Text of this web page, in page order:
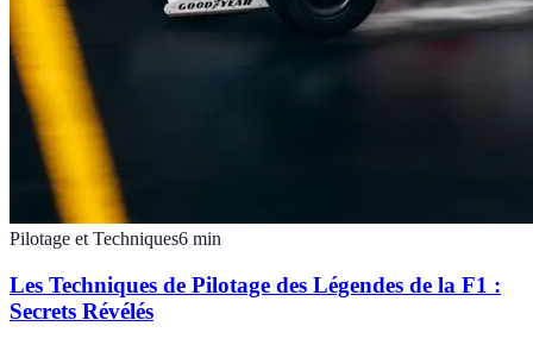
Pilotage et Techniques6 min
Les Techniques de Pilotage des Légendes de la F1 :
Secrets Révélés